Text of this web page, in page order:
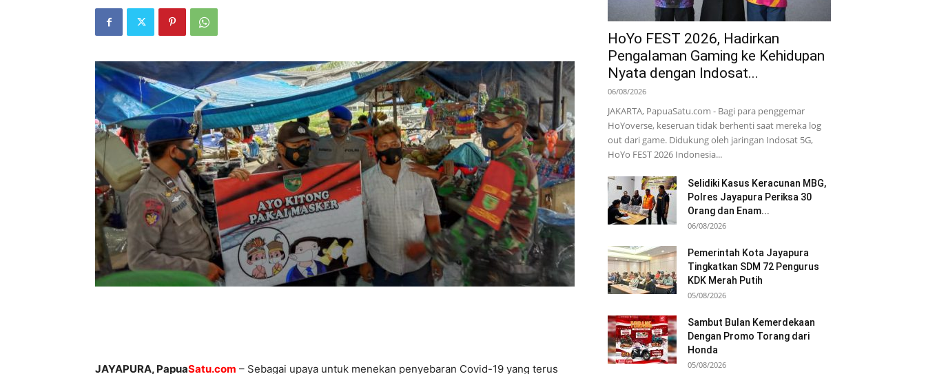
JAYAPURA, PapuaSatu.com – Sebagai upaya untuk menekan penyebaran Covid-19 yang terus
HoYo FEST 2026, Hadirkan
Pengalaman Gaming ke Kehidupan
Nyata dengan Indosat...
06/08/2026
JAKARTA, PapuaSatu.com - Bagi para penggemar
HoYoverse, keseruan tidak berhenti saat mereka log
out dari game. Didukung oleh jaringan Indosat 5G,
HoYo FEST 2026 Indonesia...
Selidiki Kasus Keracunan MBG,
Polres Jayapura Periksa 30
Orang dan Enam...
06/08/2026
Pemerintah Kota Jayapura
Tingkatkan SDM 72 Pengurus
KDK Merah Putih
05/08/2026
Sambut Bulan Kemerdekaan
Dengan Promo Torang dari
Honda
05/08/2026